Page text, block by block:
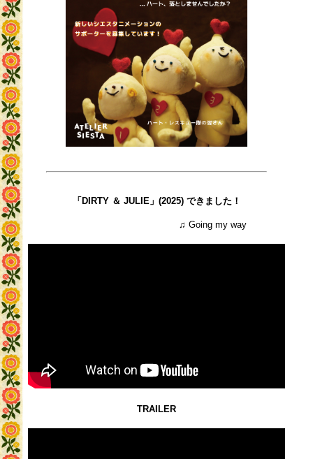
「DIRTY ＆ JULIE」(2025) できました！
♫ Going my way
TRAILER